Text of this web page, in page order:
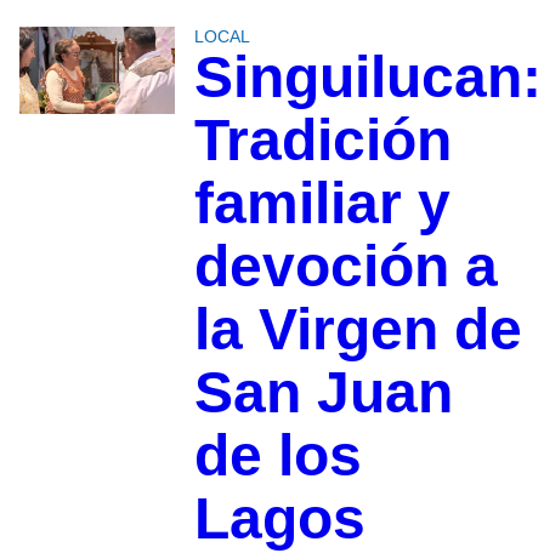
LOCAL
Singuilucan:
Tradición
familiar y
devoción a
la Virgen de
San Juan
de los
Lagos